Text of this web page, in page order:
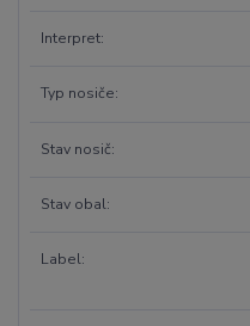
Interpret
Typ nosiče
Stav nosič
Stav obal
Label